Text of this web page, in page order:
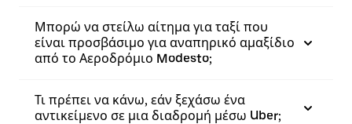
Μπορώ να στείλω αίτημα για ταξί που
είναι προσβάσιμο για αναπηρικό αμαξίδιο
από το Αεροδρόμιο Modesto;
Τι πρέπει να κάνω, εάν ξεχάσω ένα
αντικείμενο σε μια διαδρομή μέσω Uber;